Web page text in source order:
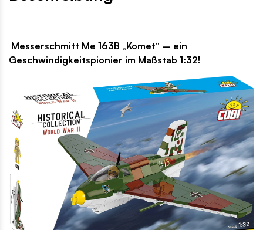
Messerschmitt Me 163B „Komet“ – ein
Geschwindigkeitspionier im Maßstab 1:32!